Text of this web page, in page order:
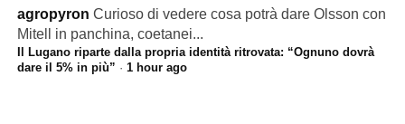
agropyron Curioso di vedere cosa potrà dare Olsson con
Mitell in panchina, coetanei...
Il Lugano riparte dalla propria identità ritrovata: “Ognuno dovrà
dare il 5% in più” · 1 hour ago